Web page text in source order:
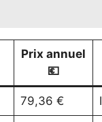
Prix annuel
💶
79,36 €